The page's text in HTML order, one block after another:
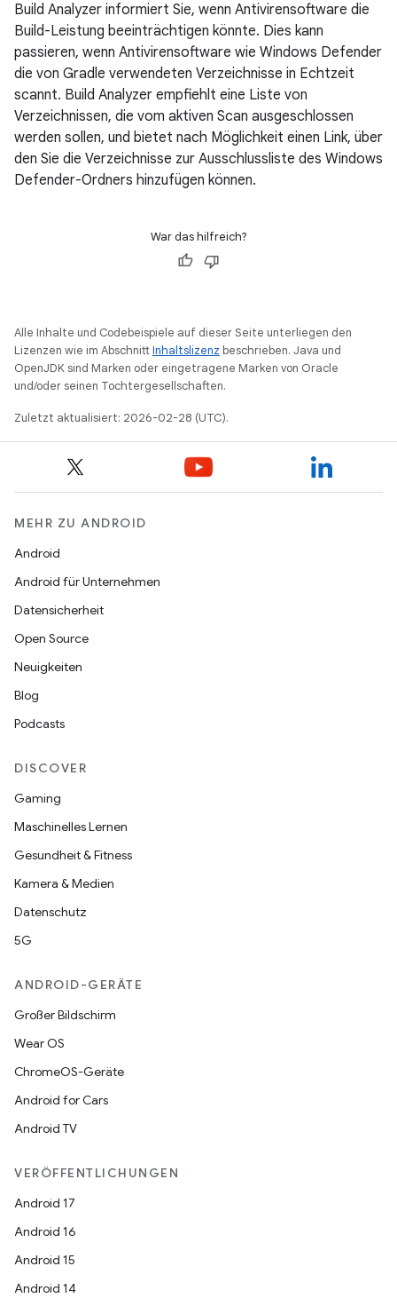
Build Analyzer informiert Sie, wenn Antivirensoftware die
Build-Leistung beeinträchtigen könnte. Dies kann
passieren, wenn Antivirensoftware wie Windows Defender
die von Gradle verwendeten Verzeichnisse in Echtzeit
scannt. Build Analyzer empfiehlt eine Liste von
Verzeichnissen, die vom aktiven Scan ausgeschlossen
werden sollen, und bietet nach Möglichkeit einen Link, über
den Sie die Verzeichnisse zur Ausschlussliste des Windows
Defender-Ordners hinzufügen können.
War das hilfreich?
Alle Inhalte und Codebeispiele auf dieser Seite unterliegen den
Lizenzen wie im AbschnittInhaltslizenz beschrieben. Java und
OpenJDK sind Marken oder eingetragene Marken von Oracle
und/oder seinen Tochtergesellschaften.
Zuletzt aktualisiert: 2026-02-28 (UTC).
MEHR ZU ANDROID
Android
Android für Unternehmen
Datensicherheit
Open Source
Neuigkeiten
Blog
Podcasts
DISCOVER
Gaming
Maschinelles Lernen
Gesundheit & Fitness
Kamera & Medien
Datenschutz
5G
ANDROID-GERÄTE
Großer Bildschirm
Wear OS
ChromeOS-Geräte
Android for Cars
Android TV
VERÖFFENTLICHUNGEN
Android 17
Android 16
Android 15
Android 14